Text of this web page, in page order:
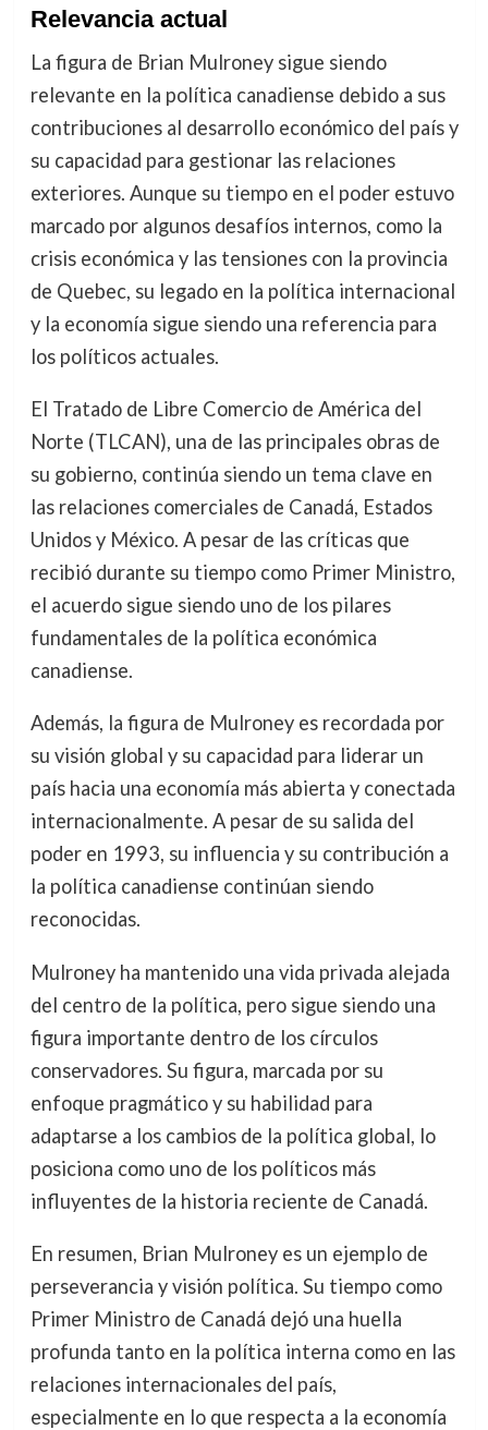
Relevancia actual
La figura de Brian Mulroney sigue siendo
relevante en la política canadiense debido a sus
contribuciones al desarrollo económico del país y
su capacidad para gestionar las relaciones
exteriores. Aunque su tiempo en el poder estuvo
marcado por algunos desafíos internos, como la
crisis económica y las tensiones con la provincia
de Quebec, su legado en la política internacional
y la economía sigue siendo una referencia para
los políticos actuales.
El Tratado de Libre Comercio de América del
Norte (TLCAN), una de las principales obras de
su gobierno, continúa siendo un tema clave en
las relaciones comerciales de Canadá, Estados
Unidos y México. A pesar de las críticas que
recibió durante su tiempo como Primer Ministro,
el acuerdo sigue siendo uno de los pilares
fundamentales de la política económica
canadiense.
Además, la figura de Mulroney es recordada por
su visión global y su capacidad para liderar un
país hacia una economía más abierta y conectada
internacionalmente. A pesar de su salida del
poder en 1993, su influencia y su contribución a
la política canadiense continúan siendo
reconocidas.
Mulroney ha mantenido una vida privada alejada
del centro de la política, pero sigue siendo una
figura importante dentro de los círculos
conservadores. Su figura, marcada por su
enfoque pragmático y su habilidad para
adaptarse a los cambios de la política global, lo
posiciona como uno de los políticos más
influyentes de la historia reciente de Canadá.
En resumen, Brian Mulroney es un ejemplo de
perseverancia y visión política. Su tiempo como
Primer Ministro de Canadá dejó una huella
profunda tanto en la política interna como en las
relaciones internacionales del país,
especialmente en lo que respecta a la economía